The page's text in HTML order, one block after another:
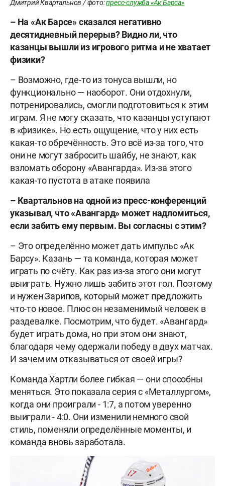
Дмитрий Квартальнов / фото:пресс-служба «Ак Барса»
– На «Ак Барсе» сказался негативно
десятидневный перерыв? Видно ли, что
казанцы вышли из игрового ритма и не хватает
физики?
– Возможно, где-то из тонуса вышли, но
функционально — наоборот. Они отдохнули,
потренировались, смогли подготовиться к этим
играм. Я не могу сказать, что казанцы уступают
в «физике». Но есть ощущение, что у них есть
какая-то обречённость. Это всё из-за того, что
они не могут забросить шайбу, не знают, как
взломать оборону «Авангарда». Из-за этого
какая-то пустота в атаке появила
– Квартальнов на одной из пресс-конференций
указывал, что «Авангард» может надломиться,
если забить ему первым. Вы согласны с этим?
– Это определённо может дать импульс «Ак
Барсу». Казань — та команда, которая может
играть по счёту. Как раз из-за этого они могут
выиграть. Нужно лишь забить этот гол. Поэтому
и нужен Зарипов, который может предложить
что-то новое. Плюс он незаменимый человек в
раздевалке. Посмотрим, что будет. «Авангард»
будет играть дома, но при этом они знают,
благодаря чему одержали победу в двух матчах.
И зачем им отказываться от своей игры?
Команда Хартли более гибкая — они способны
меняться. Это показала серия с «Металлургом»,
когда они проиграли - 1:7, а потом уверенно
выиграли - 4:0. Они изменили немного свой
стиль, поменяли определённые моменты, и
команда вновь заработала.